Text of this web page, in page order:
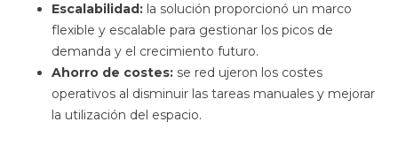
Escalabilidad: la solución proporcionó un marco
flexible y escalable para gestionar los picos de
demanda y el crecimiento futuro.
Ahorro de costes: se red ujeron los costes
operativos al disminuir las tareas manuales y mejorar
la utilización del espacio.